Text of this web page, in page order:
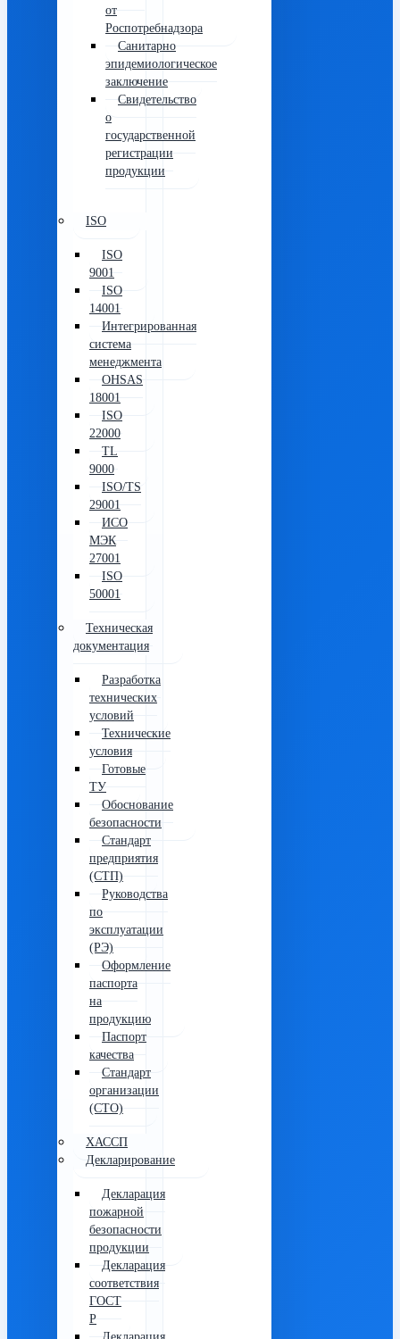
от
Роспотребнадзора
Санитарно
эпидемиологическое
заключение
Свидетельство
о
государственной
регистрации
продукции
ISO
ISO
9001
ISO
14001
Интегрированная
система
менеджмента
OHSAS
18001
ISO
22000
TL
9000
ISO/TS
29001
ИСО
МЭК
27001
ISO
50001
Техническая
документация
Разработка
технических
условий
Технические
условия
Готовые
ТУ
Обоснование
безопасности
Стандарт
предприятия
(СТП)
Руководства
по
эксплуатации
(РЭ)
Оформление
паспорта
на
продукцию
Паспорт
качества
Стандарт
организации
(СТО)
ХАССП
Декларирование
Декларация
пожарной
безопасности
продукции
Декларация
соответствия
ГОСТ
Р